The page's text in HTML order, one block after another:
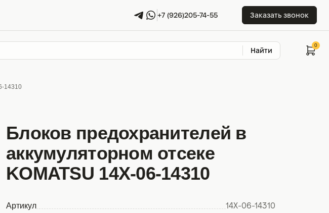
+7 (926)205-74-55 Заказать звонок
Найти
14310
Блоков предохранителей в
аккумуляторном отсеке
KOMATSU 14X-06-14310
Артикул
14X-06-14310